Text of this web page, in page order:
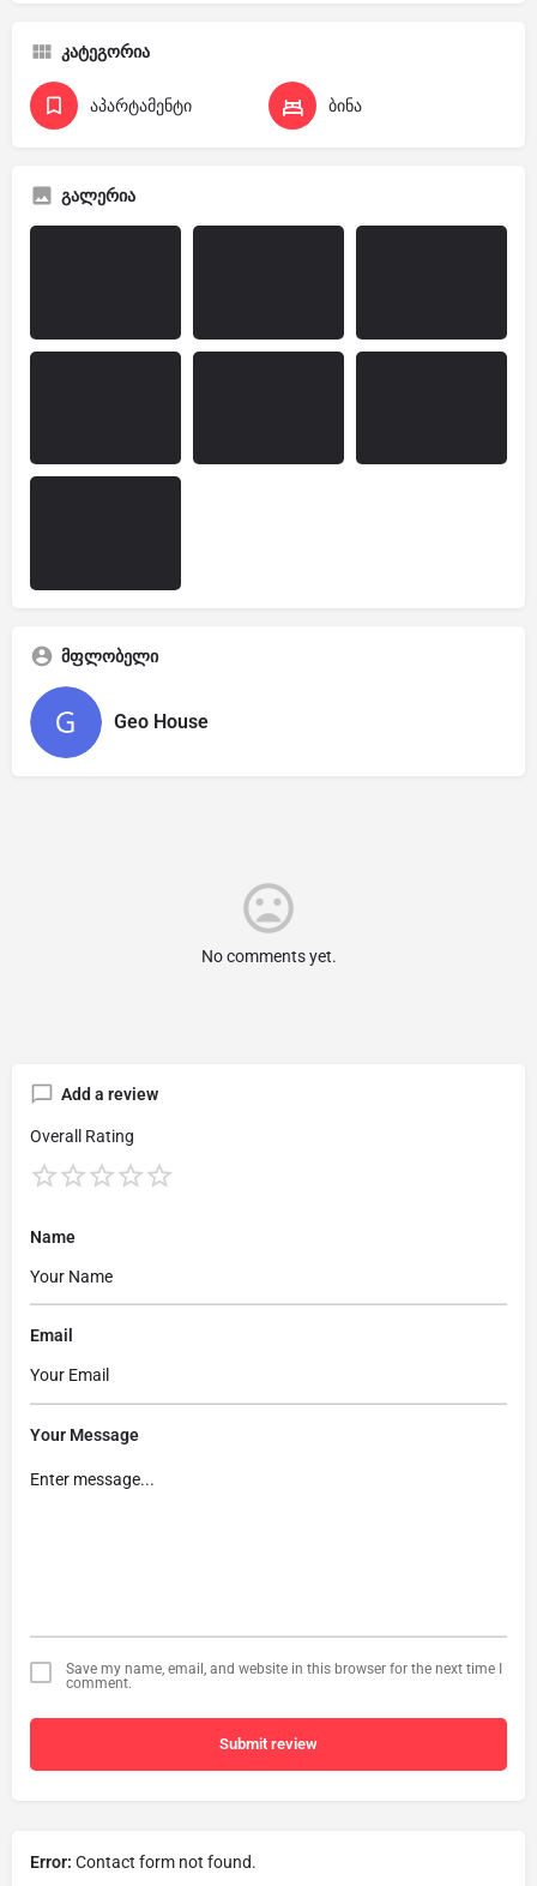
კატეგორია
აპარტამენტი ბინა
გალერია
მფლობელი
Geo House
No comments yet.
Add a review
Overall Rating
Name
Email
Your Message
Save my name, email, and website in this browser for the next time I
comment.
Submit review
Error: Contact form not found.